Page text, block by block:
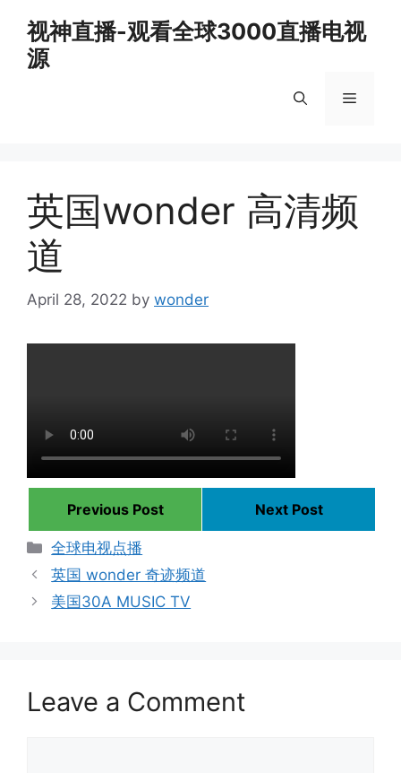
content
视神直播-观看全球3000直播电视
源
Menu
英国wonder 高清频
道
April 28, 2022 by wonder
Previous Post
Next Post
Categories
全球电视点播
英国 wonder 奇迹频道
美国30A MUSIC TV
Leave a Comment